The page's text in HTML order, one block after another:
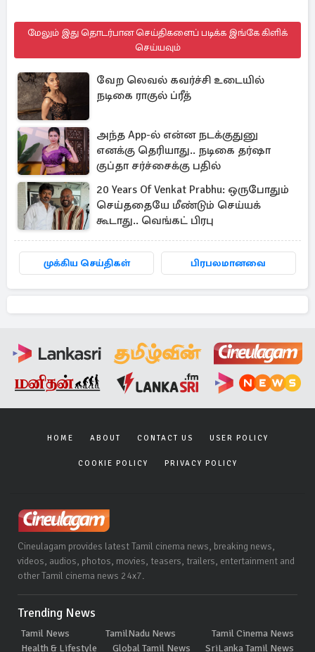
மேலும் இது தொடர்பான செய்திகளைப் படிக்க இங்கே கிளிக்
செய்யவும்
வேற லெவல் கவர்ச்சி உடையில்
நடிகை ராகுல் ப்ரீத்
அந்த App-ல் என்ன நடக்குதுனு
எனக்கு தெரியாது.. நடிகை தர்ஷா
குப்தா சர்ச்சைக்கு பதில்
20 Years Of Venkat Prabhu: ஒருபோதும்
செய்ததையே மீண்டும் செய்யக்
கூடாது.. வெங்கட் பிரபு
முக்கிய செய்திகள் பிரபலமானவை
HOME ABOUT CONTACT US USER POLICY
COOKIE POLICY PRIVACY POLICY
Cineulagam provides latest Tamil cinema news, breaking news,
videos, audios, photos, movies, teasers, trailers, entertainment and
other Tamil cinema news 24x7.
Trending News
Tamil News TamilNadu News
Tamil Cinema News
Health & Lifestyle
Global Tamil News SriLanka Tamil News